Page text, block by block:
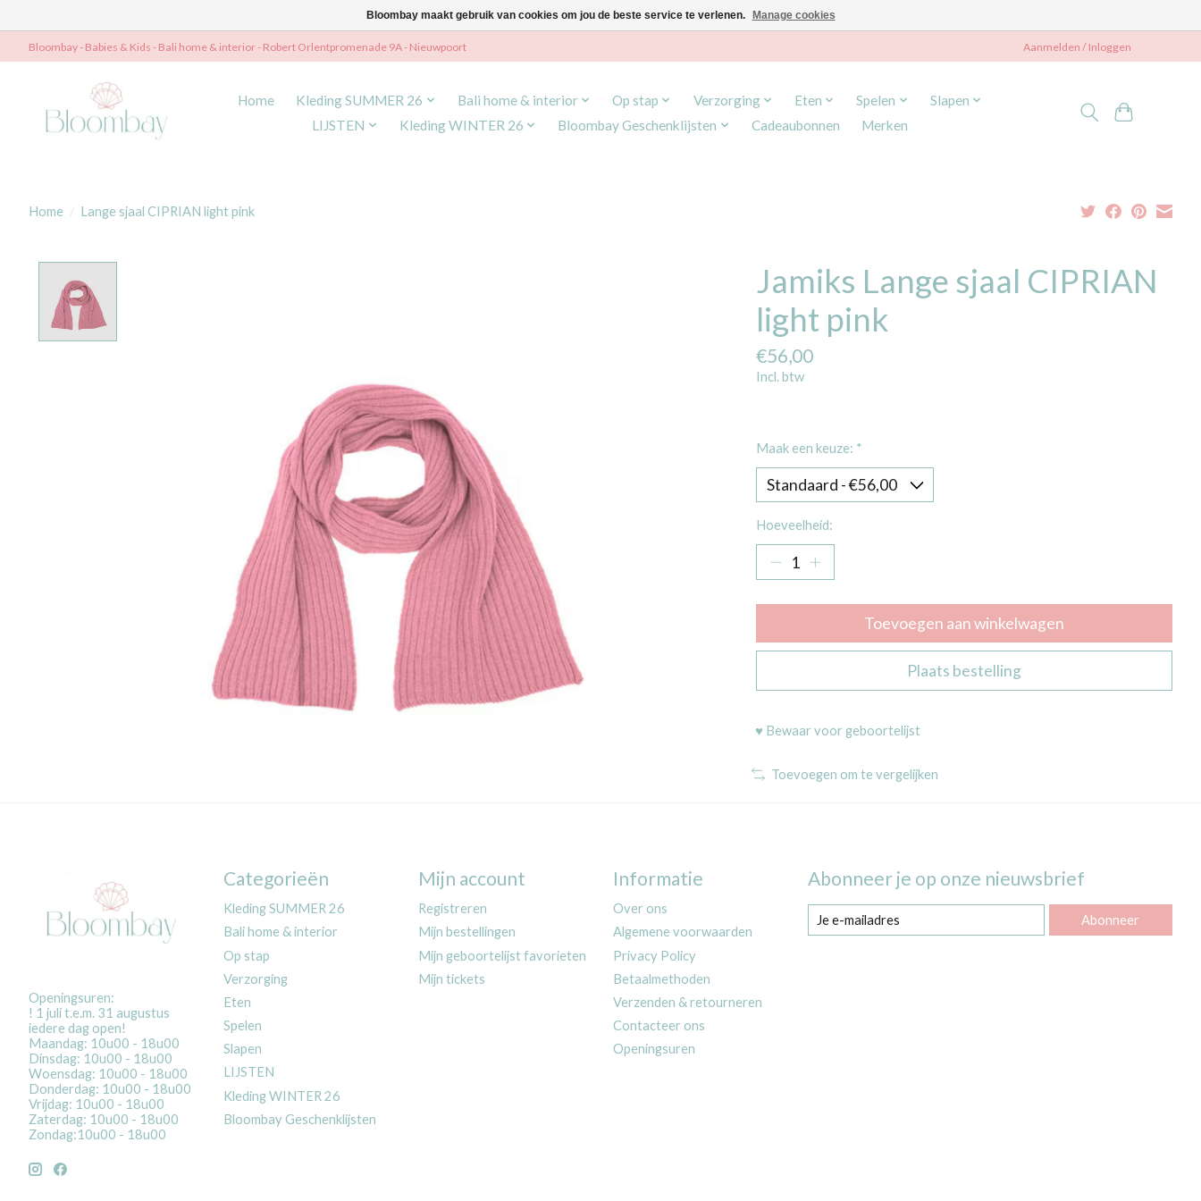
Bloombay - Babies & Kids - Bali home & interior - Robert Orlentpromenade 9A - Nieuwpoort Aanmelden / Inloggen
Home Kleding SUMMER 26 Bali home & interior Op stap Verzorging Eten Spelen
Slapen
LIJSTEN
Kleding WINTER 26 Bloombay Geschenklijsten Cadeaubonnen Merken
Home / Lange sjaal CIPRIAN light pink
Jamiks Lange sjaal CIPRIAN
light pink
€56,00
Incl. btw
Maak een keuze: *
Hoeveelheid:
Toevoegen aan winkelwagen
Plaats bestelling
♥ Bewaar voor geboortelijst
Toevoegen om te vergelijken
Openingsuren:
! 1 juli t.e.m. 31 augustus
iedere dag open!
Maandag: 10u00 - 18u00
Dinsdag: 10u00 - 18u00
Woensdag: 10u00 - 18u00
Donderdag: 10u00 - 18u00
Vrijdag: 10u00 - 18u00
Zaterdag: 10u00 - 18u00
Zondag:10u00 - 18u00
Categorieën
Kleding SUMMER 26
Bali home & interior
Op stap
Verzorging
Eten
Spelen
Slapen
LIJSTEN
Kleding WINTER 26
Bloombay Geschenklijsten
Mijn account
Registreren
Mijn bestellingen
Mijn geboortelijst favorieten
Mijn tickets
Informatie
Over ons
Algemene voorwaarden
Privacy Policy
Betaalmethoden
Verzenden & retourneren
Contacteer ons
Openingsuren
Abonneer je op onze nieuwsbrief
Abonneer
Bloombay maakt gebruik van cookies om jou de beste service te verlenen. Manage cookies